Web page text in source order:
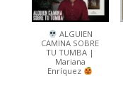
ALGUIEN
CAMINA SOBRE
TU TUMBA |
Mariana
Enríquez